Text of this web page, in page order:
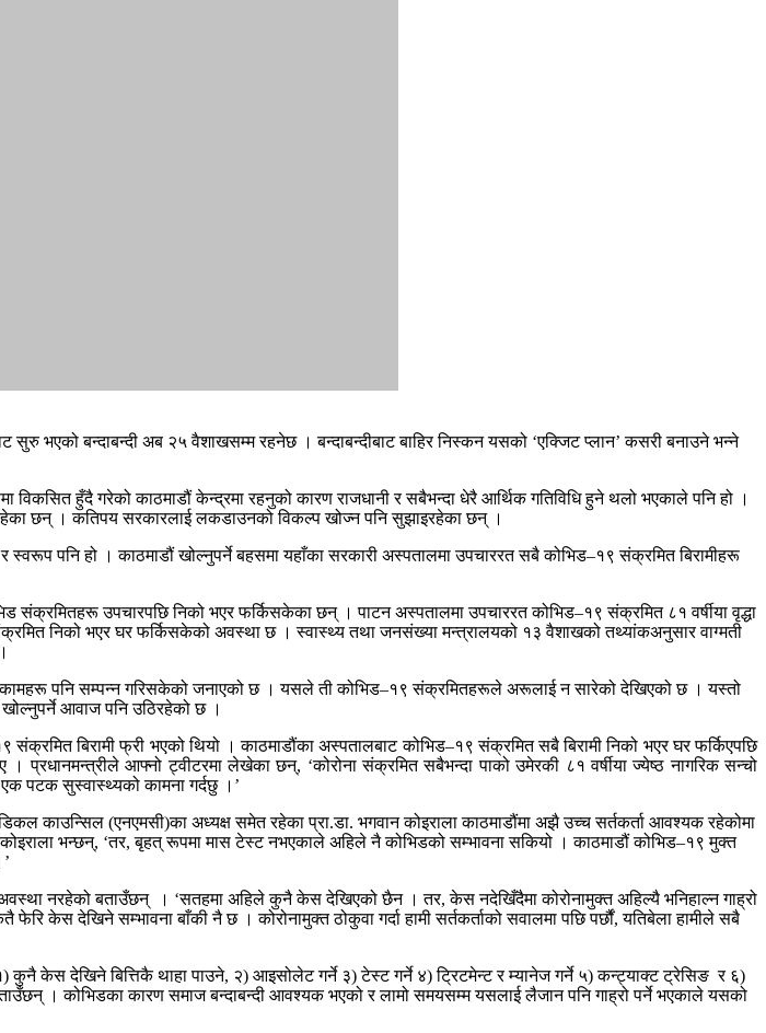
भएको बन्दाबन्दी अब २५ वैशाखसम्म रहनेछ । बन्दाबन्दीबाट बाहिर निस्कन यसको ‘एक्जिट प्लान’ कसरी बनाउने भन्ने
विकसित हुँदै गरेको काठमाडौं केन्द्रमा रहनुको कारण राजधानी र सबैभन्दा धेरै आर्थिक गतिविधि हुने थलो भएकाले पनि हो ।
छन् । कतिपय सरकारलाई लकडाउनको विकल्प खोज्न पनि सुझाइरहेका छन् ।
पनि हो । काठमाडौं खोल्नुपर्ने बहसमा यहाँका सरकारी अस्पतालमा उपचाररत सबै कोभिड–१९ संक्रमित बिरामीहरू
उपचारपछि निको भएर फर्किसकेका छन् । पाटन अस्पतालमा उपचाररत कोभिड–१९ संक्रमित ८१ वर्षीया वृद्धा
निको भएर घर फर्किसकेको अवस्था छ । स्वास्थ्य तथा जनसंख्या मन्त्रालयको १३ वैशाखको तथ्यांकअनुसार वाग्मती
पनि सम्पन्न गरिसकेको जनाएको छ । यसले ती कोभिड–१९ संक्रमितहरूले अरूलाई न सारेको देखिएको छ । यस्तो
आवाज पनि उठिरहेको छ ।
बिरामी फ्री भएको थियो । काठमाडौंका अस्पतालबाट कोभिड–१९ संक्रमित सबै बिरामी निको भएर घर फर्किएपछि
प्रधानमन्त्रीले आफ्नो ट्वीटरमा लेखेका छन्, ‘कोरोना संक्रमित सबैभन्दा पाको उमेरकी ८१ वर्षीया ज्येष्ठ नागरिक सन्चो
पटक सुस्वास्थ्यको कामना गर्दछु ।’
काउन्सिल (एनएमसी)का अध्यक्ष समेत रहेका प्रा.डा. भगवान कोइराला काठमाडौंमा अझै उच्च सर्तकर्ता आवश्यक रहेकोमा
भन्छन्, ‘तर, बृहत् रूपमा मास टेस्ट नभएकाले अहिले नै कोभिडको सम्भावना सकियो । काठमाडौं कोभिड–१९ मुक्त
अवस्था नरहेको बताउँछन् । ‘सतहमा अहिले कुनै केस देखिएको छैन । तर, केस नदेखिँदैमा कोरोनामुक्त अहिल्यै भनिहाल्न गाह्रो
केस देखिने सम्भावना बाँकी नै छ । कोरोनामुक्त ठोकुवा गर्दा हामी सर्तकर्ताको सवालमा पछि पर्छौं, यतिबेला हामीले सबै
कुनै केस देखिने बित्तिकै थाहा पाउने, २) आइसोलेट गर्ने ३) टेस्ट गर्ने ४) ट्रिटमेन्ट र म्यानेज गर्ने ५) कन्ट्याक्ट ट्रेसिङ र ६)
। कोभिडका कारण समाज बन्दाबन्दी आवश्यक भएको र लामो समयसम्म यसलाई लैजान पनि गाह्रो पर्ने भएकाले यसको